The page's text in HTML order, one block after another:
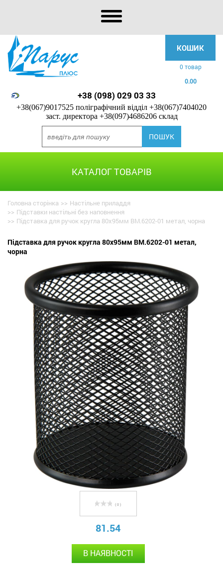
КОШИК
0 товар
0.00
+38 (098) 029 03 33
+38(067)9017525 поліграфічний відділ +38(067)7404020
заст. директора +38(097)4686206 склад
КАТАЛОГ ТОВАРІВ
Головна сторінка >> Настільне приладдя
>> Підставки настільні без наповнення
>> Підставка для ручок кругла 80x95мм BM.6202-01 метал, чорна
Підставка для ручок кругла 80x95мм BM.6202-01 метал,
чорна
( 0 )
81.54
В НАЯВНОСТІ